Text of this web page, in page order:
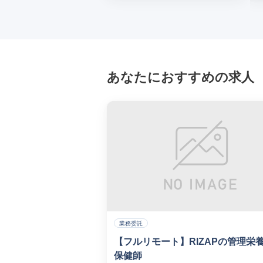
あなたにおすすめの求人
業務委託
【フルリモート】RIZAPの管理栄
保健師